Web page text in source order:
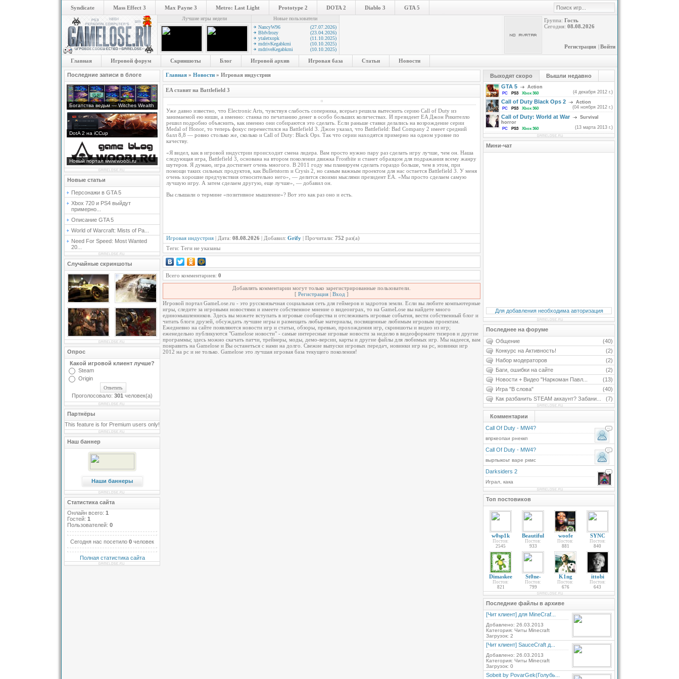
Syndicate Mass Effect 3 Max Payne 3 Metro: Last Light Prototype 2 DOTA 2 Diablo 3 GTA 5
Лучшие игры недели
Новые пользователи
NancyW96
(27.07.2026)
BbfvIrozy
(23.04.2026)
ytaletxopk
(11.10.2025)
mdrivKegabkrni
(10.10.2025)
mdriveKegabkrni
(10.10.2025)
Группа: Гость
Сегодня: 08.08.2026
Войти
|
Регистрация
Главная Игровой форум Скриншоты Блог Игровой архив Игровая база Статьи Новости
Последние записи в блоге
Богатства ведьм — Witches Wealth
DotA 2 на iCCup
Новый портал www.woobi.ru
Новые статьи
Персонажи в GTA 5
Xbox 720 и PS4 выйдут
примерно...
Описание GTA 5
World of Warcraft: Mists of Pa...
Need For Speed: Most Wanted
20...
Случайные скриншоты
Опрос
Какой игровой клиент лучше?
Steam
Origin
Проголосовало: 301 человек(а)
Партнёры
This feature is for Premium users only!
Наш баннер
Наши баннеры
Статистика сайта
Онлайн всего: 1
Гостей: 1
Пользователей: 0
Сегодня нас посетило 0 человек
Полная статистика сайта
Главная » Новости » Игровая индустрия
EA ставит на Battlefield 3
Уже давно известно, что Electronic Arts, чувствуя слабость соперника, всерьез решила вытеснить серию Call of Duty из
занимаемой ею ниши, а именно: станка по печатанию денег в особо больших количествах. И президент EA Джон Рикителло
решил подробно объяснить, как именно они собираются это сделать. Если раньше ставки делались на возрождение серии
Medal of Honor, то теперь фокус переместился на Battlefield 3. Джон указал, что Battlefield: Bad Company 2 имеет средний
балл 8,8 — ровно столько же, сколько и Call of Duty: Black Ops. Так что серии находятся примерно на одном уровне по
качеству.
«Я видел, как в игровой индустрии происходит смена лидера. Вам просто нужно пару раз сделать игру лучше, чем он. Наша
следующая игра, Battlefield 3, основана на втором поколении движка Frostbite и станет образцом для подражания всему жанру
шутеров. Я думаю, игра достигнет очень многого. В 2011 году мы планируем сделать гораздо больше, чем в этом, при
помощи таких сильных продуктов, как Bulletstorm и Crysis 2, но самым важным проектом для нас остается Battlefield 3. У меня
очень хорошие предчувствия относительно него», — делится своими мыслями президент EA. «Мы просто сделаем самую
лучшую игру. А затем сделаем другую, еще лучше», — добавил он.
Вы слышали о термине «позитивное мышление»? Вот это как раз оно и есть.
Игровая индустрия | Дата: 08.08.2026 | Добавил: Grify | Прочитали: 752 раз(а)
Теги: Теги не указаны
Всего комментариев: 0
Добавлять комментарии могут только зарегистрированные пользователи.
[ Регистрация | Вход ]
Игровой портал GameLose.ru - это русскоязычная социальная сеть для геймеров и задротов земли. Если вы любите компьютерные
игры, следите за игровыми новостями и имеете собственное мнение о видеоиграх, то на GameLose вы найдете много
единомышленников. Здесь вы можете вступать в игровые сообщества и отслеживать игровые события, вести собственный блог и
читать блоги друзей, обсуждать лучшие игры и размещать любые материалы, посвященные любимым игровым проектам.
Ежедневно на сайте появляются новости игр и статьи, обзоры, превью, прохождения игр, скриншоты и видео из игр;
еженедельно публикуются "Gamelose новости" - самые интересные игровые новости за неделю в видеоформате тизеров и другие
программы; здесь можно скачать патчи, трейнеры, моды, демо-версии, карты и другие файлы для любимых игр. Мы надееся, вам
понравить на Gamelose и Вы останеться с нами на долго. Свежие выпуски игровых передач, новинки игр на pc, новинки игр
2012 на pc и не только. Gamelose это лучшая игровая база текущего поколения!
Выходят скоро
Вышли недавно
GTA 5
Action
(4 декабря 2012 г.)
PC PS3 Xbox 360
Call of Duty Black Ops 2
Action
(04 ноября 2012 г.)
PC PS3 Xbox 360
Call of Duty: World at War
Survival
horror
(13 марта 2013 г.)
PC PS3 Xbox 360
Мини-чат
Для добавления необходима авторизация
Последнее на форуме
(40)
Общение
(2)
Конкурс на Активность!
(2)
Набор модераторов
(2)
Баги, ошибки на сайте
(13)
Новости + Видео "Наркоман Павл...
(40)
Игра "В слова"
(7)
Как разбанить STEAM аккаунт? Забани...
Комментарии
Call Of Duty - MW4?
впркеопаи рнеккп
Call Of Duty - MW4?
вырпыкоьт варе ркмс
Darksiders 2
Играл, кака
Топ постовиков
w0sp1k
Постов:
2545
Beautiful
Постов:
933
woofe
Постов:
881
SYNC
Постов:
840
Dimaskee
Постов:
821
St0ne-
Постов:
799
K1ng
Постов:
676
ittobi
Постов:
643
Последние файлы в архиве
[Чит клиент] для MineCraf...
Добавлено: 26.03.2013
Категория: Читы Minecraft
Загрузок: 2
[Чит клиент] SauceCraft д...
Добавлено: 26.03.2013
Категория: Читы Minecraft
Загрузок: 0
Sobeit by PovarGek(Голубь...